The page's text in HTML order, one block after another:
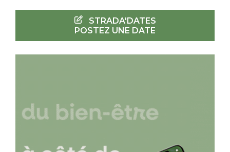
STRADA'DATES
POSTEZ UNE DATE